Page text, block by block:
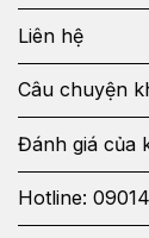
Liên hệ
Câu chuyện
Đánh giá của
Hotline: